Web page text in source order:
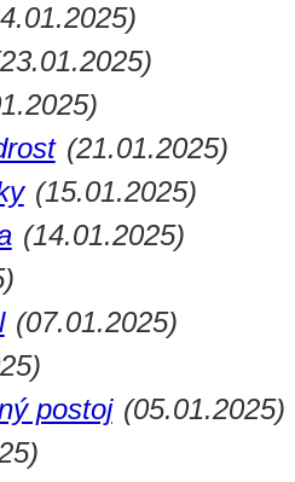
(21.01.2025)
(15.01.2025)
(14.01.2025)
(07.01.2025)
postoj (05.01.2025)